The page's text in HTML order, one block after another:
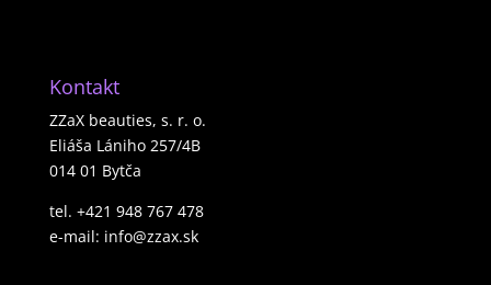
Kontakt
ZZaX beauties, s. r. o.
Eliáša Lániho 257/4B
014 01 Bytča
tel. +421 948 767 478
e-mail: info@zzax.sk